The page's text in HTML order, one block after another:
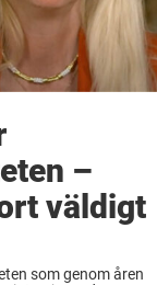
–
väldigt
som genom åren